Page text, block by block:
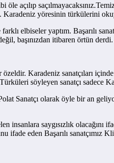
açılıp
yöresinin türkülerini
elbiseler yaptım. Başarılı
başınızdan itibaren örtün derdi.
özeldir. Karadeniz sanatçıları
söyleyen sanatçı sadece
Sanatçı olarak öyle bir an
saygısızlık olacağını
eden Başarılı sanatçımız